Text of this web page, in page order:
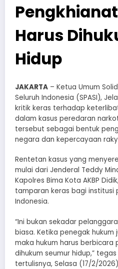
Harus
Hidup
JAKARTA – Ketua Umum
Seluruh Indonesia (SPASI),
kritik keras terhadap
dalam kasus peredaran
tersebut sebagai bentuk
negara dan kepercayaan
Rentetan kasus yang
mulai dari Jenderal Teddy
Kapolres Bima Kota AKBP
tamparan keras bagi institusi
Indonesia.
“Ini bukan sekadar
biasa. Ketika penegak hukum
maka hukum harus berbicara
dihukum seumur hidup,”
tertulisnya, Selasa (17/2/